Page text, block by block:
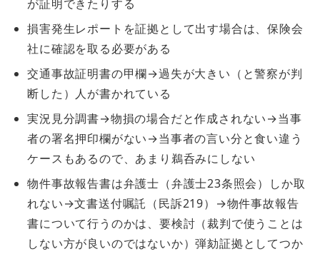
が証明できたりする
損害発生レポートを証拠として出す場合は、保険会
社に確認を取る必要がある
交通事故証明書の甲欄→過失が大きい（と警察が判
断した）人が書かれている
実況見分調書→物損の場合だと作成されない→当事
者の署名押印欄がない→当事者の言い分と食い違う
ケースもあるので、あまり鵜呑みにしない
物件事故報告書は弁護士（弁護士23条照会）しか取
れない→文書送付嘱託（民訴219）→物件事故報告
書について行うのかは、要検討（裁判で使うことは
しない方が良いのではないか）弾劾証拠としてつか